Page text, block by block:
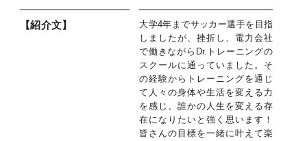
【紹介文】
大学4年までサッカー選手を目指
しましたが、挫折し、電力会社
で働きながらDr.トレーニングの
スクールに通っていました。そ
の経験からトレーニングを通じ
て人々の身体や生活を変える力
を感じ、誰かの人生を変える存
在になりたいと強く思います！
皆さんの目標を一緒に叶えて楽